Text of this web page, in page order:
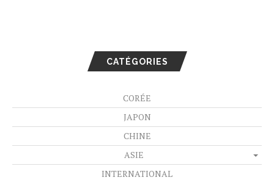
CATÉGORIES
CORÉE
JAPON
CHINE
ASIE
INTERNATIONAL